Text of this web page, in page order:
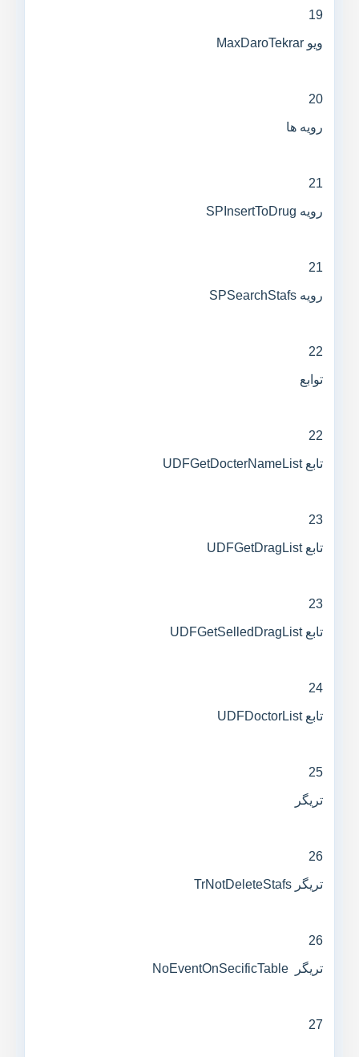
19
ویو MaxDaroTekrar
20
رویه ها
21
رویه SPInsertToDrug
21
رویه SPSearchStafs
22
توابع
22
تابع UDFGetDocterNameList
23
تابع UDFGetDragList
23
تابع UDFGetSelledDragList
24
تابع UDFDoctorList
25
تریگر
26
تریگر TrNotDeleteStafs
26
تریگر NoEventOnSecificTable
27